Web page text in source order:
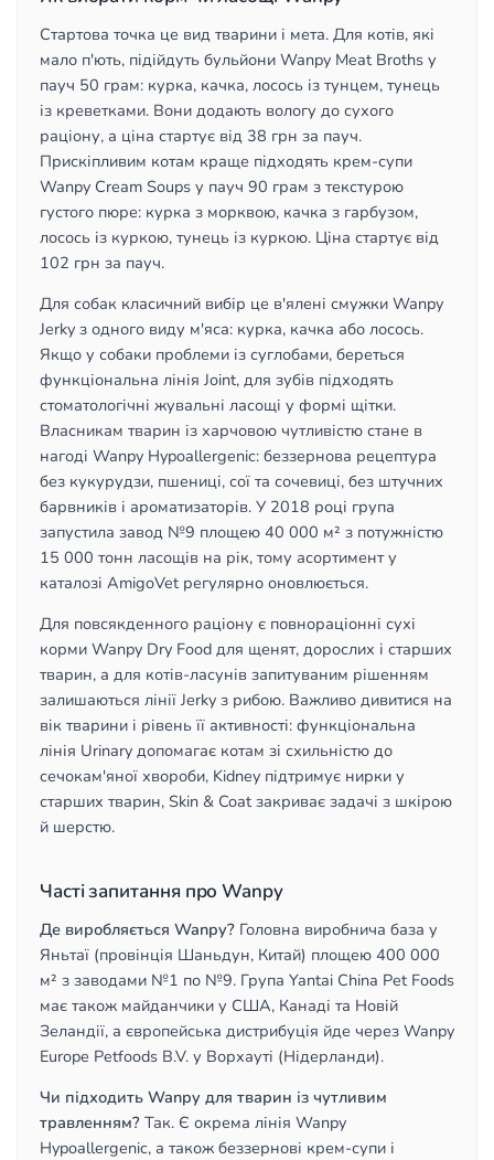
Стартова точка це вид тварини і мета. Для котів, які
мало п'ють, підійдуть бульйони Wanpy Meat Broths у
пауч 50 грам: курка, качка, лосось із тунцем, тунець
із креветками. Вони додають вологу до сухого
раціону, а ціна стартує від 38 грн за пауч.
Прискіпливим котам краще підходять крем-супи
Wanpy Cream Soups у пауч 90 грам з текстурою
густого пюре: курка з морквою, качка з гарбузом,
лосось із куркою, тунець із куркою. Ціна стартує від
102 грн за пауч.
Для собак класичний вибір це в'ялені смужки Wanpy
Jerky з одного виду м'яса: курка, качка або лосось.
Якщо у собаки проблеми із суглобами, береться
функціональна лінія Joint, для зубів підходять
стоматологічні жувальні ласощі у формі щітки.
Власникам тварин із харчовою чутливістю стане в
нагоді Wanpy Hypoallergenic: беззернова рецептура
без кукурудзи, пшениці, сої та сочевиці, без штучних
барвників і ароматизаторів. У 2018 році група
запустила завод №9 площею 40 000 м² з потужністю
15 000 тонн ласощів на рік, тому асортимент у
каталозі AmigoVet регулярно оновлюється.
Для повсякденного раціону є повнораціонні сухі
корми Wanpy Dry Food для щенят, дорослих і старших
тварин, а для котів-ласунів запитуваним рішенням
залишаються лінії Jerky з рибою. Важливо дивитися на
вік тварини і рівень її активності: функціональна
лінія Urinary допомагає котам зі схильністю до
сечокам'яної хвороби, Kidney підтримує нирки у
старших тварин, Skin & Coat закриває задачі з шкірою
й шерстю.
Часті запитання про Wanpy
Де виробляється Wanpy? Головна виробнича база у
Яньтаї (провінція Шаньдун, Китай) площею 400 000
м² з заводами №1 по №9. Група Yantai China Pet Foods
має також майданчики у США, Канаді та Новій
Зеландії, а європейська дистрибуція йде через Wanpy
Europe Petfoods B.V. у Ворхауті (Нідерланди).
Чи підходить Wanpy для тварин із чутливим
травленням? Так. Є окрема лінія Wanpy
Hypoallergenic, а також беззернові крем-супи і